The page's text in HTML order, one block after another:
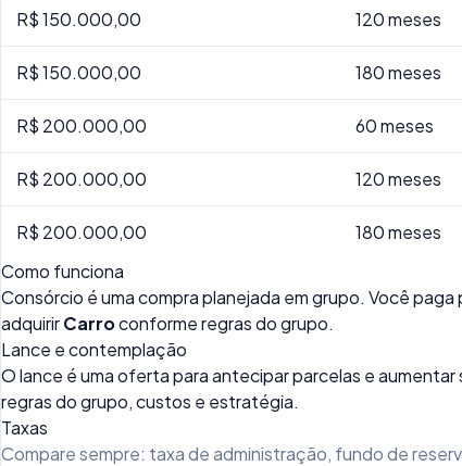
R$ 150.000,00 120 meses
R$ 150.000,00 180 meses
R$ 200.000,00 60 meses
R$ 200.000,00 120 meses
R$ 200.000,00 180 meses
Como funciona
Consórcio é uma compra planejada em grupo. Você
adquirirCarroconforme regras do grupo.
Lance e contemplação
O lance é uma oferta para antecipar parcelas e
regras do grupo, custos e estratégia.
Taxas
Compare sempre: taxa de administração, fundo de